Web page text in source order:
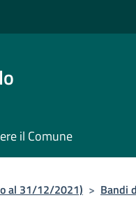
il Comune
al 31/12/2021) > Bandi